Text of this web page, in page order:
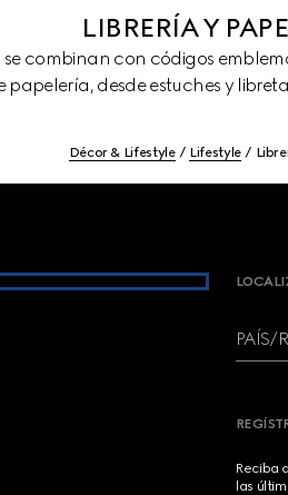
LIBRERÍA Y
combinan con códigos
papelería, desde estuches y
Décor & Lifestyle Lifestyle
PAÍS/
Reciba
las